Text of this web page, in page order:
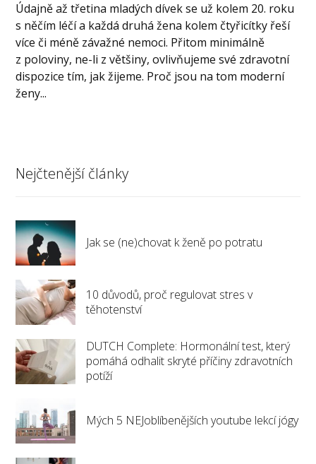
Údajně až třetina mladých dívek se už kolem 20. roku
s něčím léčí a každá druhá žena kolem čtyřicítky řeší
více či méně závažné nemoci. Přitom minimálně
z poloviny, ne-li z většiny, ovlivňujeme své zdravotní
dispozice tím, jak žijeme. Proč jsou na tom moderní
ženy...
Nejčtenější články
Jak se (ne)chovat k ženě po potratu
10 důvodů, proč regulovat stres v
těhotenství
DUTCH Complete: Hormonální test, který
pomáhá odhalit skryté příčiny zdravotních
potíží
Mých 5 NEJoblíbenějších youtube lekcí jógy